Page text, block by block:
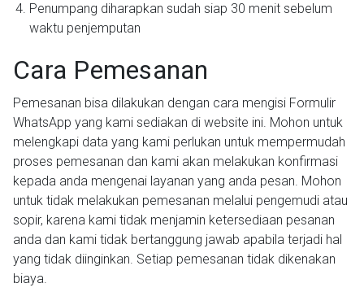
Penumpang diharapkan sudah siap 30 menit sebelum
waktu penjemputan
Cara Pemesanan
Pemesanan bisa dilakukan dengan cara mengisi Formulir
WhatsApp yang kami sediakan di website ini. Mohon untuk
melengkapi data yang kami perlukan untuk mempermudah
proses pemesanan dan kami akan melakukan konfirmasi
kepada anda mengenai layanan yang anda pesan. Mohon
untuk tidak melakukan pemesanan melalui pengemudi atau
sopir, karena kami tidak menjamin ketersediaan pesanan
anda dan kami tidak bertanggung jawab apabila terjadi hal
yang tidak diinginkan. Setiap pemesanan tidak dikenakan
biaya.